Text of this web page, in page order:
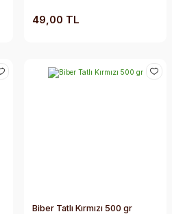
49,00 TL
Biber Tatlı Kırmızı 500 gr